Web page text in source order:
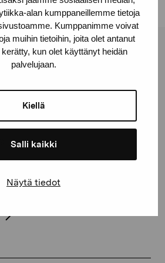
alan kumppaneillemme tietoja
Kumppanimme voivat
muihin tietoihin, joita olet antanut
kerätty, kun olet käyttänyt heidän
palvelujaan.
Kiellä
Salli kaikki
Näytä tiedot
-säätiö